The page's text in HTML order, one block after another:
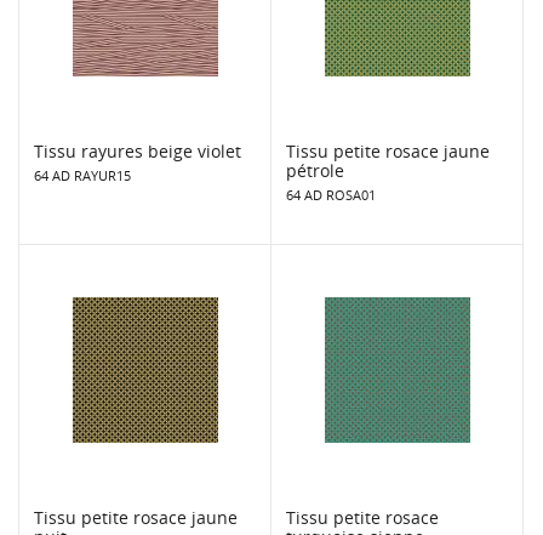
Tissu rayures beige violet
64 AD RAYUR15
Tissu petite rosace jaune
pétrole
64 AD ROSA01
Tissu petite rosace jaune
Tissu petite rosace